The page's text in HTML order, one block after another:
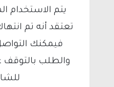
تعتقد أنه تم
والطلب بالتوقف